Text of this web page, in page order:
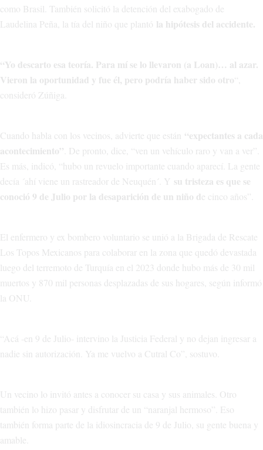
como Brasil. También solicitó la detención del exabogado de
Laudelina Peña, la tía del niño que plantó la hipótesis del accidente.
“Yo descarto esa teoría. Para mí se lo llevaron (a Loan)… al azar.
Vieron la oportunidad y fue él, pero podría haber sido otro
consideró Zúñiga.
Cuando habla con los vecinos, advierte que están “expectantes a cada
acontecimiento” . De pronto, dice, “ven un vehículo raro y van a ver”.
Es más, indicó, “hubo un revuelo importante cuando aparecí. La gente
decía ´ahí viene un rastreador de Neuquén´. Y su tristeza es que se
conoció 9 de Julio por la desaparición de un niño de cinco años”.
El enfermero y ex bombero voluntario se unió a la Brigada de Rescate
Los Topos Mexicanos para colaborar en la zona que quedó devastada
luego del terremoto de Turquía en el 2023 donde hubo más de 30 mil
muertos y 870 mil personas desplazadas de sus hogares, según informó
la ONU.
“Acá -en 9 de Julio- intervino la Justicia Federal y no dejan ingresar a
nadie sin autorización. Ya me vuelvo a Cutral Co”, sostuvo.
Un vecino lo invitó antes a conocer su casa y sus animales. Otro
también lo hizo pasar y disfrutar de un “naranjal hermoso”. Eso
también forma parte de la idiosincracia de 9 de Julio, su gente buena y
amable.